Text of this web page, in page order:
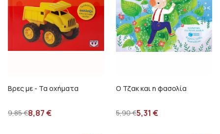
Βρες με - Τα οχήματα
9,85€8,87€
Ο Τζακ και η φασολία
5,90€5,31 €